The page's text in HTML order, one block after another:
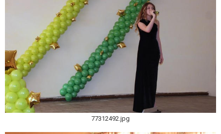
77312492.jpg